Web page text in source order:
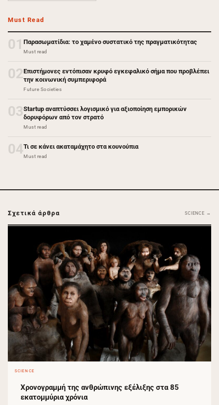
Must Read
01 Παρασωματίδια: το χαμένο συστατικό της πραγματικότητας
Must read
02Επιστήμονες εντόπισαν κρυφό εγκεφαλικό σήμα που προβλέπει
την κοινωνική συμπεριφορά
Future Societies
03Startup αναπτύσσει λογισμικό για αξιοποίηση εμπορικών
δορυφόρων από τον στρατό
Must read
04Τι σε κάνει ακαταμάχητο στα κουνούπια
Must read
Σχετικά άρθρα SCIENCE →
SCIENCE
Χρονογραμμή της ανθρώπινης εξέλιξης στα 85
εκατομμύρια χρόνια